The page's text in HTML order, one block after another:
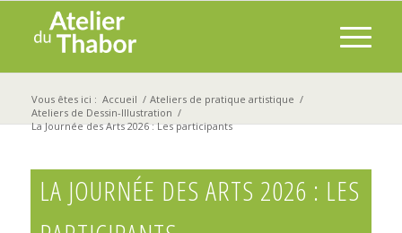
Vous êtes ici : Accueil / Ateliers de pratique artistique /
Ateliers de Dessin-Illustration /
La Journée des Arts 2026 : Les participants
LA JOURNÉE DES ARTS 2026 : LES